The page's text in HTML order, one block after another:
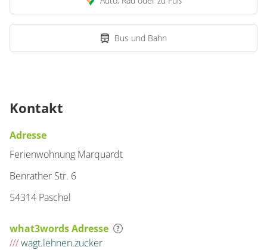
Bus und Bahn
Kontakt
Adresse
Ferienwohnung Marquardt
Benrather Str. 6
54314 Paschel
what3words Adresse
///wagt.lehnen.zucker